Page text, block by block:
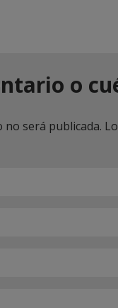
o
será publicada.